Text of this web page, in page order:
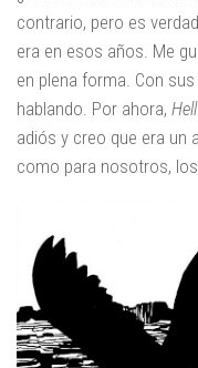
contrario, pero es
era en esos años. Me
en plena forma. Con
hablando. Por ahora,
adiós y creo que era un
como para nosotros,